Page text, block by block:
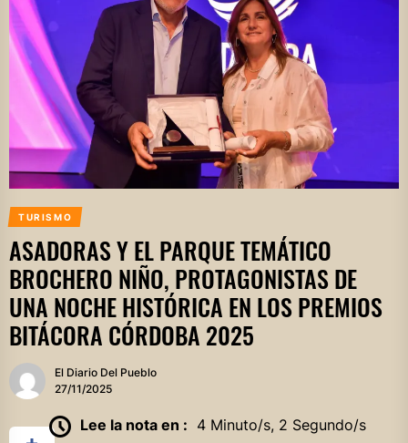
TURISMO
ASADORAS Y EL PARQUE TEMÁTICO
BROCHERO NIÑO, PROTAGONISTAS DE
UNA NOCHE HISTÓRICA EN LOS PREMIOS
BITÁCORA CÓRDOBA 2025
El Diario Del Pueblo
27/11/2025
Lee la nota en : 4 Minuto/s, 2 Segundo/s